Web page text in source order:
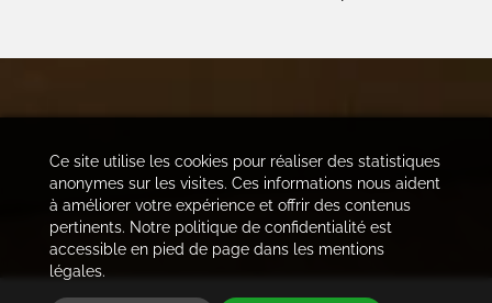
Ce site utilise les cookies pour réaliser des statistiques
anonymes sur les visites. Ces informations nous aident
à améliorer votre expérience et offrir des contenus
pertinents. Notre politique de confidentialité est
accessible en pied de page dans les mentions
légales.